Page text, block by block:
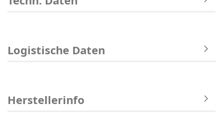
Logistische Daten
Herstellerinfo